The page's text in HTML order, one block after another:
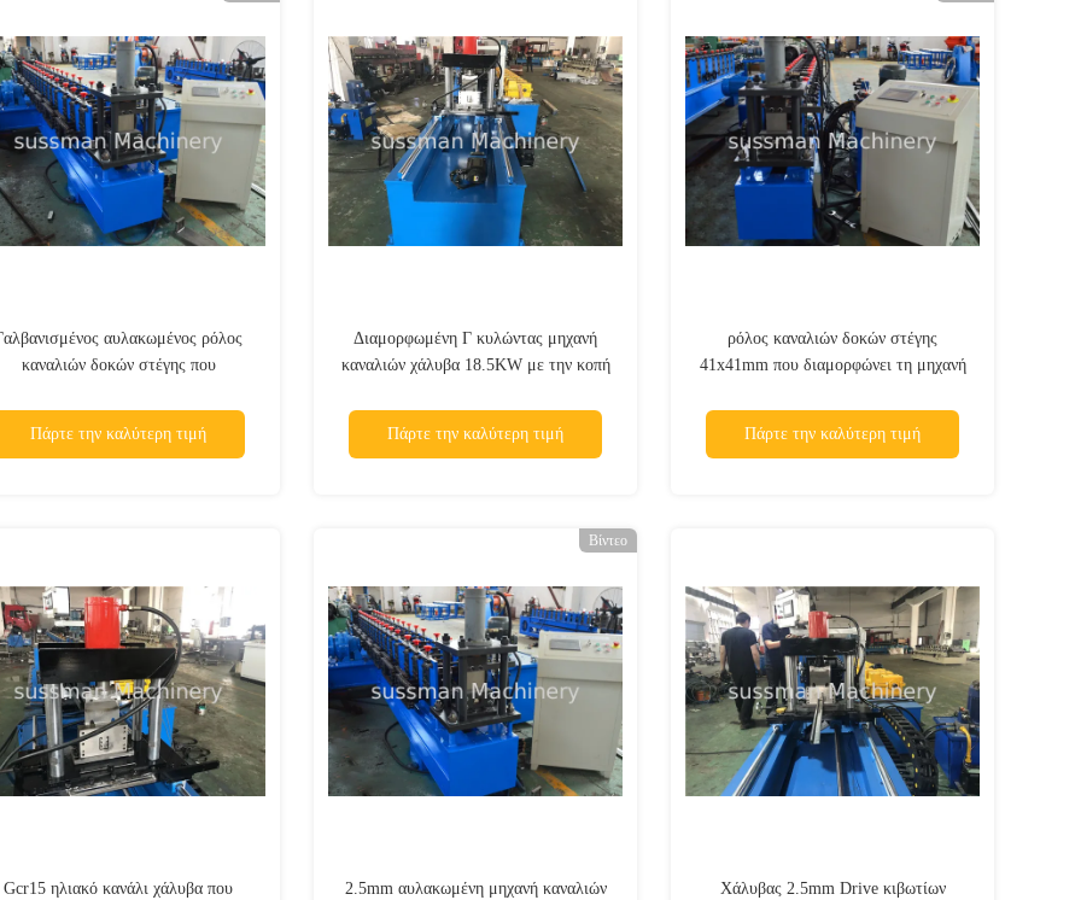
αυλακωμένος ρόλος
καναλιών δοκών στέγης που
Πάρτε την καλύτερη τιμή
Διαμορφωμένη Γ κυλώντας μηχανή
καναλιών χάλυβα 18.5KW με την κοπή
Πάρτε την καλύτερη τιμή
ρόλος καναλιών δοκών στέγης
41x41mm που διαμορφώνει τη μηχανή
Πάρτε την καλύτερη τιμή
Gcr15 ηλιακό κανάλι χάλυβα που
Βίντεο
2.5mm αυλακωμένη μηχανή καναλιών
Χάλυβας 2.5mm Drive κιβωτίων